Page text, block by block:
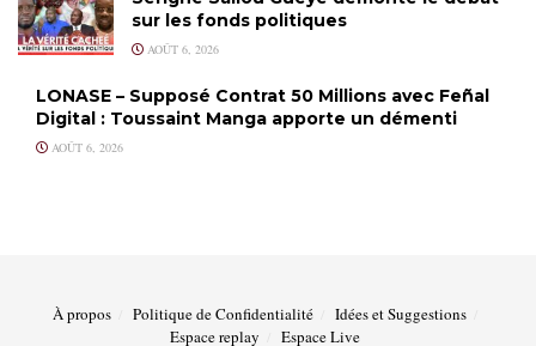
sur les fonds politiques
AOÛT 6, 2026
LONASE – Supposé Contrat 50 Millions avec Feñal
Digital : Toussaint Manga apporte un démenti
AOÛT 6, 2026
À propos Politique de Confidentialité
Idées et Suggestions
Espace replay
Espace Live